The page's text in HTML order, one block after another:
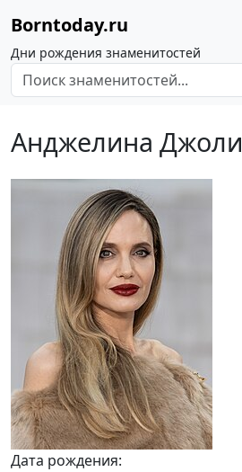
Borntoday.ru
Дни рождения знаменитостей
Анджелина Джоли
Дата рождения: